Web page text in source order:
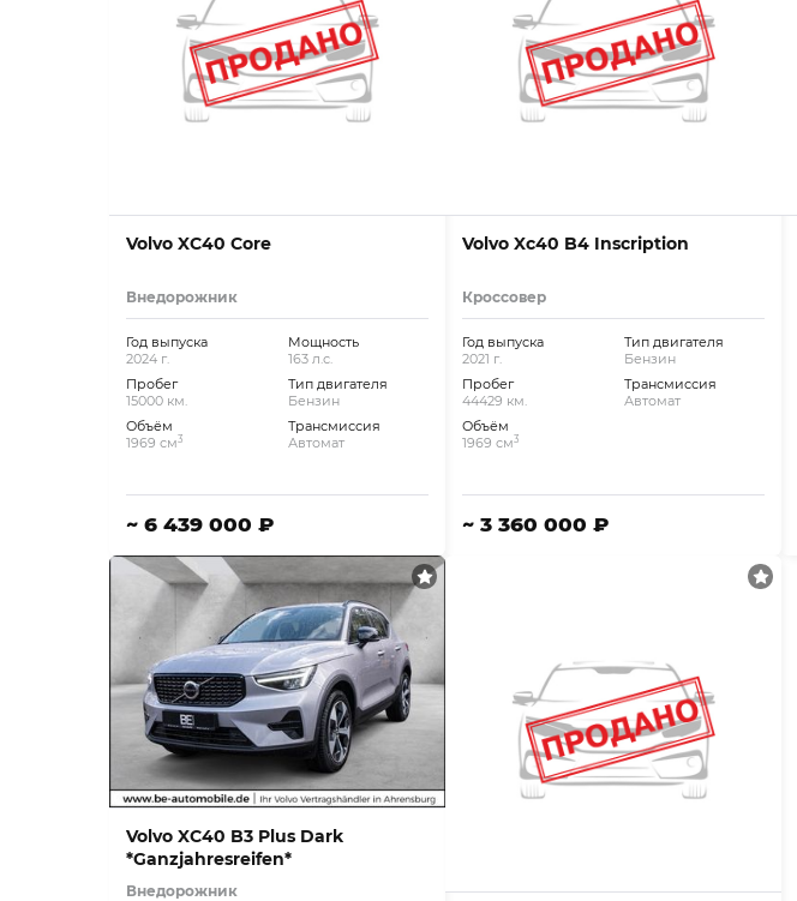
Volvo XC40 Core
Внедорожник
Год выпуска
2024 г.
Пробег
15000 км.
Объём
1969 см3
Мощность
163 л.с.
Тип двигателя
Бензин
Трансмиссия
Автомат
~ 6 439 000 ₽
Volvo Xc40 B4 Inscription
Кроссовер
Год выпуска
2021 г.
Пробег
44429 км.
Объём
1969 см3
Тип двигателя
Бензин
Трансмиссия
Автомат
~ 3 360 000 ₽
Volvo XC40 B3 Plus Dark
*Ganzjahresreifen*
Внедорожник